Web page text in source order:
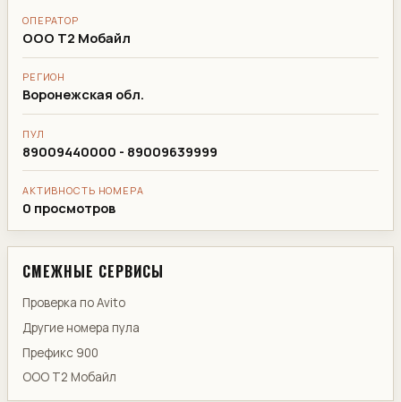
ОПЕРАТОР
ООО Т2 Мобайл
РЕГИОН
Воронежская обл.
ПУЛ
89009440000 - 89009639999
АКТИВНОСТЬ НОМЕРА
0 просмотров
СМЕЖНЫЕ СЕРВИСЫ
Проверка по Avito
Другие номера пула
Префикс 900
ООО Т2 Мобайл